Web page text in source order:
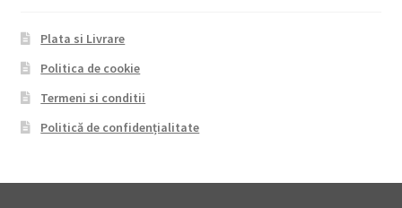
Plata si Livrare
Politica de cookie
Termeni si conditii
Politică de confidențialitate